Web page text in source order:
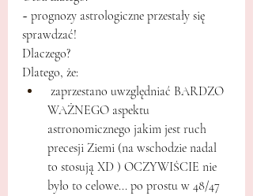
~ prognozy astrologiczne przestały się
sprawdzać!
Dlaczego?
Dlatego, że:
zaprzestano uwzględniać BARDZO
WAŻNEGO aspektu
astronomicznego jakim jest ruch
precesji Ziemi (na wschodzie nadal
to stosują XD ) OCZYWIŚCIE nie
było to celowe... po prostu w 48/47